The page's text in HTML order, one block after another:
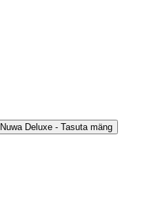
Nuwa Deluxe - Tasuta mäng